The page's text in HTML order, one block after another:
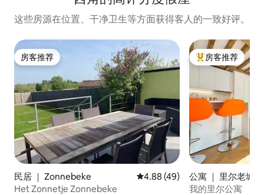
这些房源在位置、干净卫生等方面获得客人的一致好评。
房客推荐
房客推荐
民居 ｜ Zonnebeke 平均评分 4.88 分（满分 5 分）
4.88 (49)
Het Zonnetje Zonnebeke
热门「房客推荐」
房客推荐
公寓 ｜ 里尔老城
我的里尔公寓